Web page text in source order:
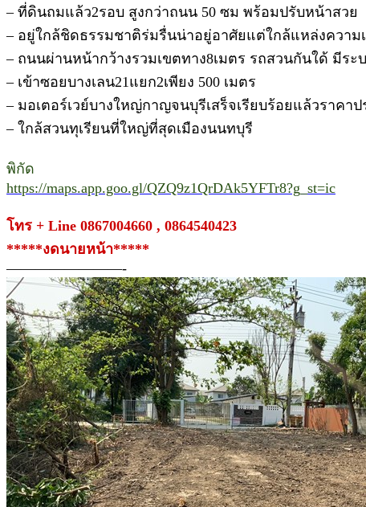
– ที่ดินถมแล้ว2รอบ สูงกว่าถนน 50 ซม พร้อมปรับหน้าสวย
– อยู่ใกล้ชิดธรรมชาติร่มรื่นน่าอยู่อาศัยแต่ใกล้แหล่งความ
– ถนนผ่านหน้ากว้างรวมเขตทาง8เมตร รถสวนกันใด้ มีร
– เข้าซอยบางเลน21แยก2เพียง 500 เมตร
– มอเตอร์เวย์บางใหญ่กาญจนบุรีเสร็จเรียบร้อยแล้วราคา
– ใกล้สวนทุเรียนที่ใหญ่ที่สุดเมืองนนทบุรี
พิกัด
https://maps.app.goo.gl/QZQ9z1QrDAk5YFTr8?g_st=ic
โทร + Line 0867004660 , 0864540423
*****งดนายหน้า*****
————————-